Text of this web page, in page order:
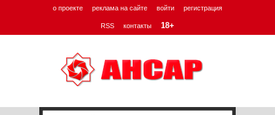
о проекте реклама на сайте войти регистрация
RSS контакты 18+